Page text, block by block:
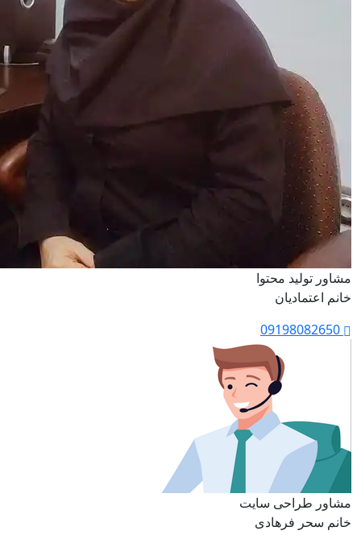
مشاور تولید محتوا
خانم اعتمادیان
مشاور طراحی سایت
خانم سحر فرهادی